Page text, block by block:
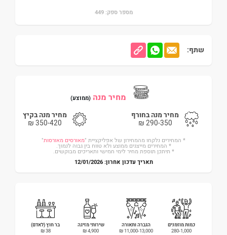
מספר ספק: 449
שתף:
מחיר מנה (ממוצע)
מחיר מנה בחורף
290-350 ₪
מחיר מנה בקיץ
350-420 ₪
* המחירים נלקחו מהמחירון של אפליקציית "מאורסים מאורסות"
* המחירים מייצגים ממוצע ולא טווח בין גבוה לנמוך.
* תיתכן תוספת מחיר לימי חמישי ותאריכים מבוקשים.
תאריך עדכון אחרון: 12/01/2026
כמות מוזמנים
280-1,000
הגברה ותאורה
11,000-13,000 ₪
שירותי מזיגה
4,900 ₪
בר חוץ (לאדם)
38 ₪